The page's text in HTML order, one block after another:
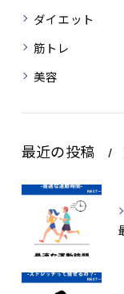
ダイエット
筋トレ
美容
最近の投稿